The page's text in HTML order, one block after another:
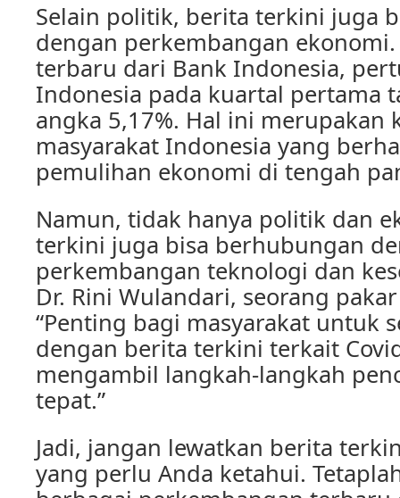
Selain politik, berita terkini juga
dengan perkembangan
terbaru dari Bank Indonesia,
Indonesia pada kuartal pertama
angka 5,17%. Hal ini merupakan
masyarakat Indonesia yang
pemulihan ekonomi di tengah
Namun, tidak hanya politik dan
terkini juga bisa berhubungan
perkembangan teknologi dan
Dr. Rini Wulandari, seorang
“Penting bagi masyarakat untuk
dengan berita terkini terkait
mengambil langkah-langkah
tepat.”
Jadi, jangan lewatkan berita
yang perlu Anda ketahui.